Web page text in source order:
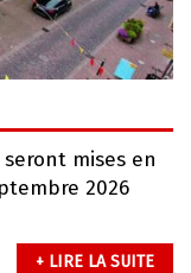
mises en
2026
+ LIRE LA SUITE